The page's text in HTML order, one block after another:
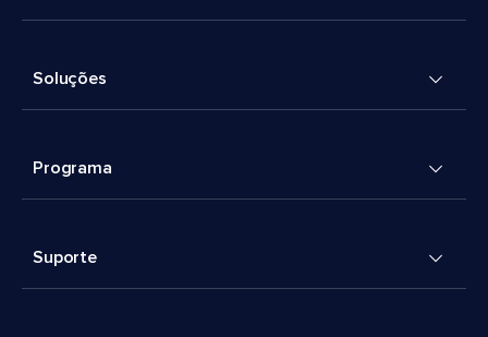
Soluções
Programa
Suporte